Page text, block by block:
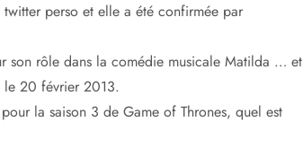
perso et elle a été confirmée par
son rôle dans la comédie musicale Matilda … et
le 20 février 2013.
la saison 3 de Game of Thrones, quel est